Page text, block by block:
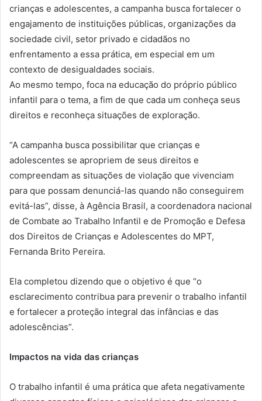
crianças e adolescentes, a campanha busca fortalecer o
engajamento de instituições públicas, organizações da
sociedade civil, setor privado e cidadãos no
enfrentamento a essa prática, em especial em um
contexto de desigualdades sociais.
Ao mesmo tempo, foca na educação do próprio público
infantil para o tema, a fim de que cada um conheça seus
direitos e reconheça situações de exploração.
“A campanha busca possibilitar que crianças e
adolescentes se apropriem de seus direitos e
compreendam as situações de violação que vivenciam
para que possam denunciá-las quando não conseguirem
evitá-las”, disse, à Agência Brasil, a coordenadora nacional
de Combate ao Trabalho Infantil e de Promoção e Defesa
dos Direitos de Crianças e Adolescentes do MPT,
Fernanda Brito Pereira.
Ela completou dizendo que o objetivo é que “o
esclarecimento contribua para prevenir o trabalho infantil
e fortalecer a proteção integral das infâncias e das
adolescências”.
Impactos na vida das crianças
O trabalho infantil é uma prática que afeta negativamente